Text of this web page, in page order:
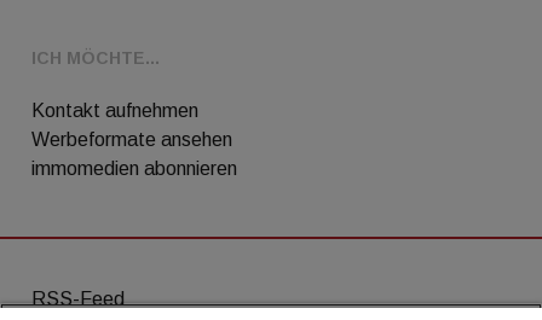
ICH MÖCHTE...
Kontakt aufnehmen
Werbeformate ansehen
immomedien abonnieren
RSS-Feed